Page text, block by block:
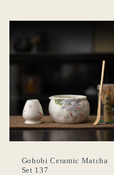
Gohobi Ceramic Matcha
Set 137